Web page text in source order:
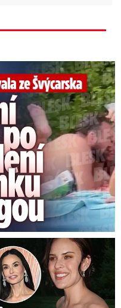
provalení románku
vdala: Tajemství šatů